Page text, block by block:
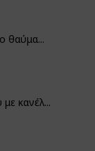
θαύμα...
κανέλ...